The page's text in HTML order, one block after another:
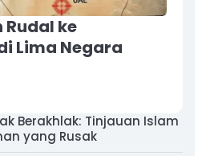
ke
Lima Negara
Berakhlak: Tinjauan Islam
yang Rusak